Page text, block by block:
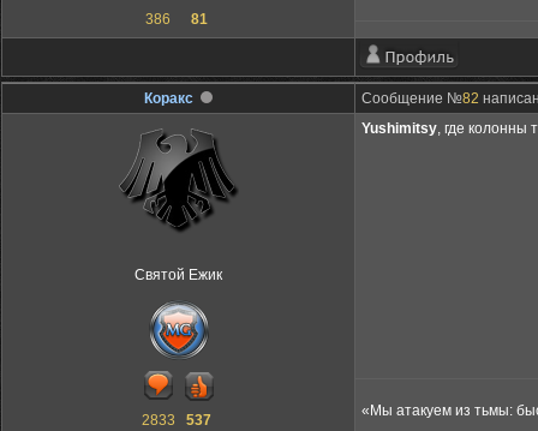
386 81
Коракс Сообщение №82
Святой Ежик
2833 537
Yushimitsy, где колонны
«Мы атакуем из тьмы: